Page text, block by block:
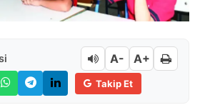
A- A+
Takip Et